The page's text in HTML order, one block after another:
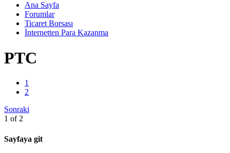
Ana Sayfa
Forumlar
Ticaret Borsası
İnternetten Para Kazanma
PTC
1
2
Sonraki
1 of 2
Sayfaya git